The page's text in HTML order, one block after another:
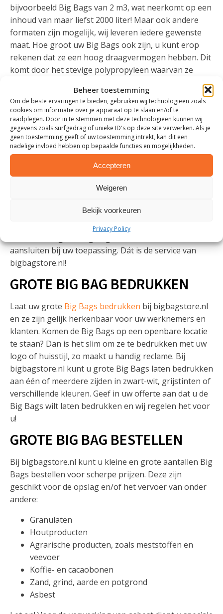
Beheer toestemming
Om de beste ervaringen te bieden, gebruiken wij technologieën zoals
cookies om informatie over je apparaat op te slaan en/of te
raadplegen. Door in te stemmen met deze technologieën kunnen wij
gegevens zoals surfgedrag of unieke ID's op deze site verwerken. Als je
geen toestemming geeft of uw toestemming intrekt, kan dit een
nadelige invloed hebben op bepaalde functies en mogelijkheden.
Accepteren
Weigeren
Bekijk voorkeuren
Privacy Policy
bijvoorbeeld Big Bags van 2 m3, wat neerkomt op een
inhoud van maar liefst 2000 liter! Maar ook andere
formaten zijn mogelijk, wij leveren iedere gewenste
maat. Hoe groot uw Big Bags ook zijn, u kunt erop
rekenen dat ze een hoog draagvermogen hebben. Dit
komt door het stevige polypropyleen waarvan ze
grote Big Bags wilt bestellen.
GROTE BIG BAG MATEN
Zoals hierboven al genoemd is werkelijk alles mogelijk
bij bigbagstore.nl, van kleine tot grote Big Bag maten.
We hebben standaardBig Bags met
1m3en2m3inhoud, maar ookBig Bags XLenXXL.
Vraagt u zich af of het formaat dat u zoekt bij ons
medewerkers voor meer informatie. Ook met andere
vragen kunt u bij ons terecht, bijvoorbeeld als u wilt
aansluiten bij uw toepassing. Dát is de service van
bigbagstore.nl!
GROTE BIG BAG BEDRUKKEN
Laat uw grote Big Bags bedrukken bij bigbagstore.nl
en ze zijn gelijk herkenbaar voor uw werknemers en
klanten. Komen de Big Bags op een openbare locatie
te staan? Dan is het slim om ze te bedrukken met uw
logo of huisstijl, zo maakt u handig reclame. Bij
bigbagstore.nl kunt u grote Big Bags laten bedrukken
aan één of meerdere zijden in zwart-wit, grijstinten of
verschillende kleuren. Geef in uw offerte aan dat u de
Big Bags wilt laten bedrukken en wij regelen het voor
u!
GROTE BIG BAG BESTELLEN
Bij bigbagstore.nl kunt u kleine en grote aantallen Big
Bags bestellen voor scherpe prijzen. Deze zijn
geschikt voor de opslag en/of het vervoer van onder
andere:
Granulaten
Houtproducten
Agrarische producten, zoals meststoffen en
veevoer
Koffie- en cacaobonen
Zand, grind, aarde en potgrond
Asbest